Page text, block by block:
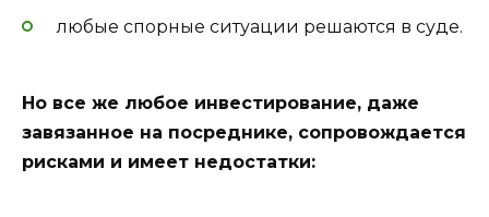
любые спорные ситуации решаются в суде.
Но все же любое инвестирование, даже
завязанное на посреднике, сопровождается
рисками и имеет недостатки: